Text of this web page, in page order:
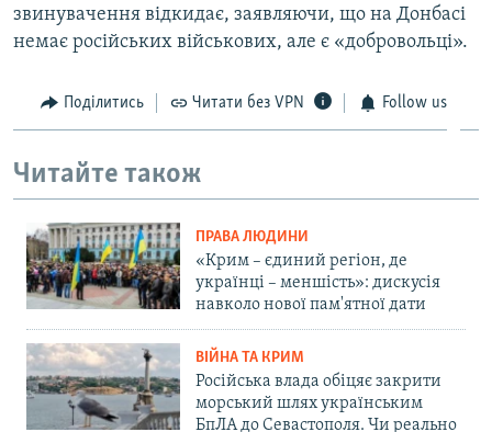
звинувачення відкидає, заявляючи, що на Донбасі
немає російських військових, але є «добровольці».
Поділитись Читати без VPN Follow us
Читайте також
ПРАВА ЛЮДИНИ
«Крим – єдиний регіон, де
українці – меншість»: дискусія
навколо нової пам'ятної дати
ВІЙНА ТА КРИМ
Російська влада обіцяє закрити
морський шлях українським
БпЛА до Севастополя. Чи реально